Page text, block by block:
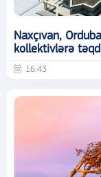
Naxçıvan,
kollektivlərə
16:43